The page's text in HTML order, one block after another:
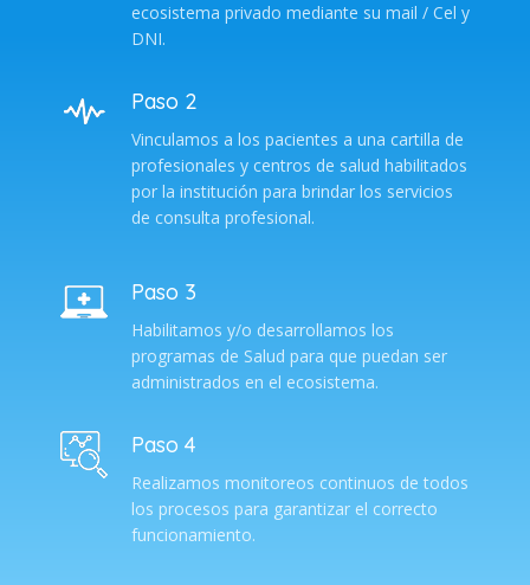
ecosistema privado mediante su mail / Cel y
DNI.
Paso 2
Vinculamos a los pacientes a una cartilla de
profesionales y centros de salud habilitados
por la institución para brindar los servicios
de consulta profesional.
Paso 3
Habilitamos y/o desarrollamos los
programas de Salud para que puedan ser
administrados en el ecosistema.
Paso 4
Realizamos monitoreos continuos de todos
los procesos para garantizar el correcto
funcionamiento.